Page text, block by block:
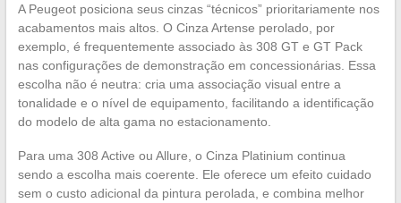
A Peugeot posiciona seus cinzas “técnicos” prioritariamente nos
acabamentos mais altos. O Cinza Artense perolado, por
exemplo, é frequentemente associado às 308 GT e GT Pack
nas configurações de demonstração em concessionárias. Essa
escolha não é neutra: cria uma associação visual entre a
tonalidade e o nível de equipamento, facilitando a identificação
do modelo de alta gama no estacionamento.
Para uma 308 Active ou Allure, o Cinza Platinium continua
sendo a escolha mais coerente. Ele oferece um efeito cuidado
sem o custo adicional da pintura perolada, e combina melhor